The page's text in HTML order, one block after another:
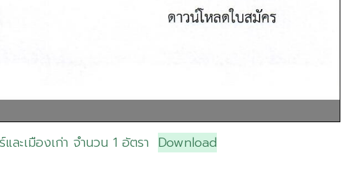
ะเมืองเก่า จำนวน 1 อัตรา Download